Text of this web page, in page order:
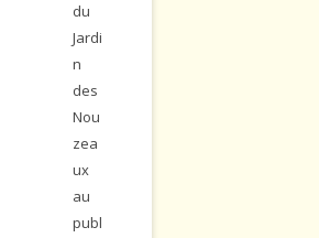
du
Jardi
n
des
Nou
zea
ux
au
publ